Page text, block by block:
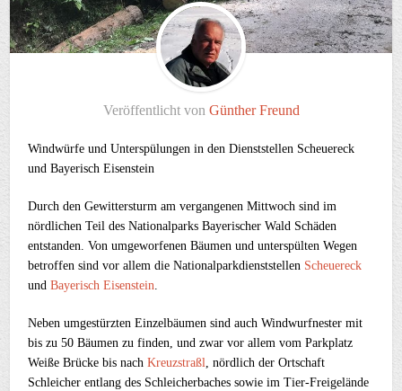
Veröffentlicht von Günther Freund
Windwürfe und Unterspülungen in den Dienststellen Scheuereck
und Bayerisch Eisenstein
Durch den Gewittersturm am vergangenen Mittwoch sind im
nördlichen Teil des Nationalparks Bayerischer Wald Schäden
entstanden. Von umgeworfenen Bäumen und unterspülten Wegen
betroffen sind vor allem die Nationalparkdienststellen Scheuereck
undBayerisch Eisenstein.
Neben umgestürzten Einzelbäumen sind auch Windwurfnester mit
bis zu 50 Bäumen zu finden, und zwar vor allem vom Parkplatz
Weiße Brücke bis nachKreuzstraßl, nördlich der Ortschaft
Schleicher entlang des Schleicherbaches sowie im Tier-Freigelände